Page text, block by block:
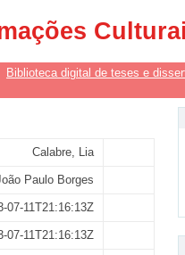
Biblioteca digital de teses e
Calabre, Lia
Paulo Borges
07-11T21:16:13Z
07-11T21:16:13Z